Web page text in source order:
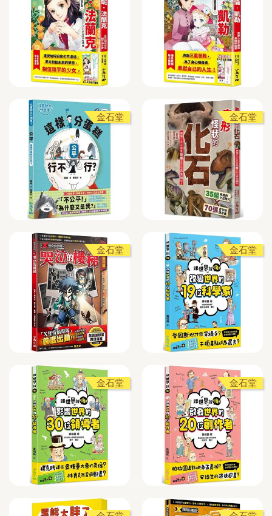
金石堂 金石堂
金石堂 金石堂
金石堂 金石堂